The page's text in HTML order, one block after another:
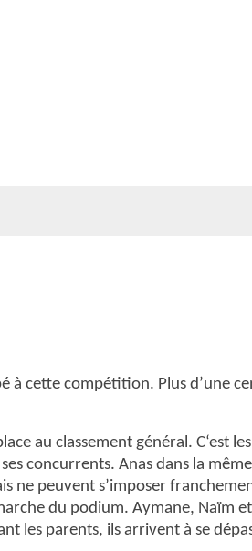
à cette compétition. Plus d’une
au classement général. C‘est
concurrents. Anas dans la
ne peuvent s’imposer
du podium. Aymane, Naïm
les parents, ils arrivent à se